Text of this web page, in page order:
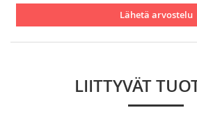
Lähetä arvostelu
LIITTYVÄT